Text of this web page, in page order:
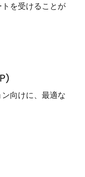
を受けることが
向けに、最適な